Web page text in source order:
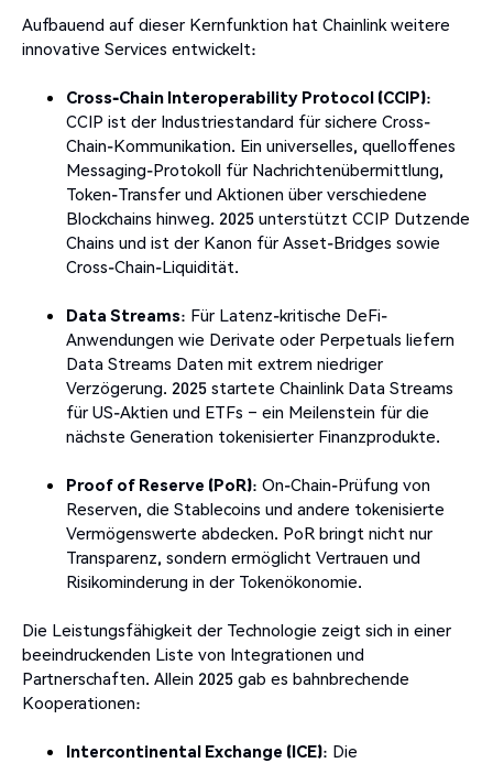
Aufbauend auf dieser Kernfunktion hat Chainlink weitere
innovative Services entwickelt:
Cross-Chain Interoperability Protocol (CCIP):
CCIP ist der Industriestandard für sichere Cross-
Chain-Kommunikation. Ein universelles, quelloffenes
Messaging-Protokoll für Nachrichtenübermittlung,
Token-Transfer und Aktionen über verschiedene
Blockchains hinweg. 2025 unterstützt CCIP Dutzende
Chains und ist der Kanon für Asset-Bridges sowie
Cross-Chain-Liquidität.
Data Streams: Für Latenz-kritische DeFi-
Anwendungen wie Derivate oder Perpetuals liefern
Data Streams Daten mit extrem niedriger
Verzögerung. 2025 startete Chainlink Data Streams
für US-Aktien und ETFs – ein Meilenstein für die
nächste Generation tokenisierter Finanzprodukte.
Proof of Reserve (PoR): On-Chain-Prüfung von
Reserven, die Stablecoins und andere tokenisierte
Vermögenswerte abdecken. PoR bringt nicht nur
Transparenz, sondern ermöglicht Vertrauen und
Risikominderung in der Tokenökonomie.
Die Leistungsfähigkeit der Technologie zeigt sich in einer
beeindruckenden Liste von Integrationen und
Partnerschaften. Allein 2025 gab es bahnbrechende
Kooperationen:
Intercontinental Exchange (ICE): Die